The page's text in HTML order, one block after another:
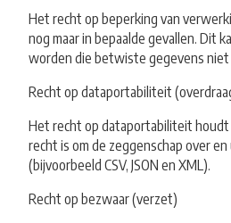
Het recht op beperking van
nog maar in bepaalde gevallen. Dit
worden die betwiste gegevens
Recht op dataportabiliteit
Het recht op dataportabiliteit
recht is om de zeggenschap over
(bijvoorbeeld CSV, JSON en XML).
Recht op bezwaar (verzet)